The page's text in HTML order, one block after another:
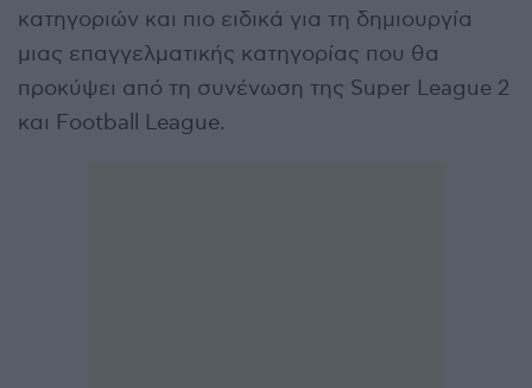
κατηγοριών και πιο ειδικά για τη δημιουργία
μιας επαγγελματικής κατηγορίας που θα
προκύψει από τη συνένωση της Super League 2
και Football League.